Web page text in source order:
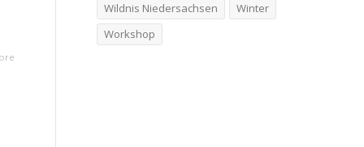
Wildnis Niedersachsen
Winter
Workshop